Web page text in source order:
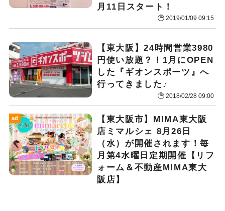
月11日スタート！
2019/01/09 09:15
【東大阪】24時間営業3980
円使い放題？！1月にOPEN
した『ギオンスポーツ』へ
行ってきました♪
2018/02/28 09:00
ad
【東大阪市】MIMA東大阪
店ミマルシェ 8月26日
（水）が開催されます！毎
月第4水曜日定期開催【リフ
ォーム＆不動産MIMA東大
阪店】